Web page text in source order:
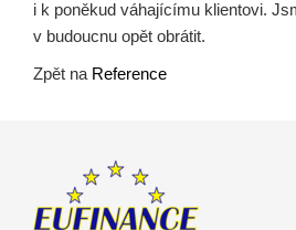
i k poněkud váhajícímu klientovi.
v budoucnu opět obrátit.
Zpět na Reference